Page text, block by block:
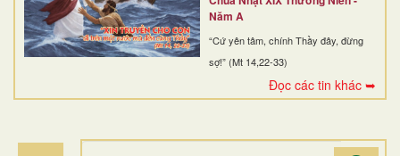
Năm A
“Cứ yên tâm, chính Thầy đây, đừng
sợ!” (Mt 14,22-33)
Đọc các tin khác ➥
ĐOÀN THỂ CG
ĐIỂM HÀNH HƯƠNG